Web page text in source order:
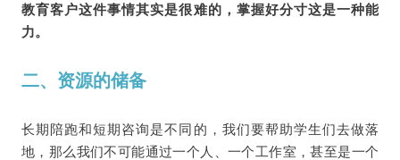
教育客户这件事情其实是很难的，掌握好分寸这是一种能
力。
二、资源的储备
长期陪跑和短期咨询是不同的，我们要帮助学生们去做落
地，那么我们不可能通过一个人、一个工作室，甚至是一个